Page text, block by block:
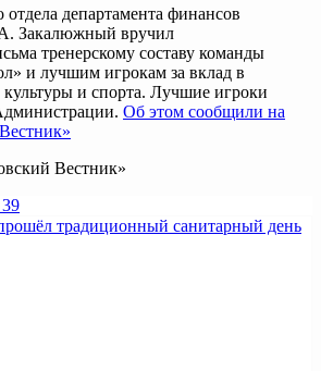
департамента финансов
Закалюжный вручил
тренерскому составу команды
и лучшим игрокам за вклад в
культуры и спорта. Лучшие игроки
Об этом сообщили на
Вестник»
39